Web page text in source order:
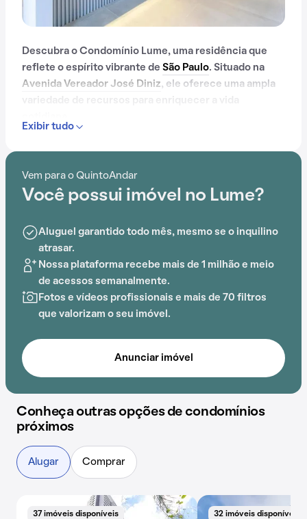
Descubra o Condomínio Lume, uma residência que
reflete o espírito vibrante de São Paulo. Situado na
Avenida Vereador José Diniz, ele oferece uma ampla
Com portaria 24 horas, elevador, academia, piscina,
playground, salão de jogos, brinquedoteca, lavanderia
no prédio e espaço gourmet na área comum, o
entretenimento.
A proximidade com Colégio Belo Futuro Internacional,
Estação Alto da Boa Vista, Coreo Dança, Casinha
Pequenina, DeRose Method Verbo Divino e Interagir
adiciona praticidade a essa experiência.
Exibir tudo
Vem para o QuintoAndar
Você possui imóvel no Lume?
Aluguel garantido todo mês, mesmo se o inquilino
atrasar.
Nossa plataforma recebe mais de 1 milhão e meio
de acessos semanalmente.
Fotos e vídeos profissionais e mais de 70 filtros
que valorizam o seu imóvel.
Anunciar imóvel
Conheça outras opções de condomínios
próximos
Alugar Comprar
37 imóveis disponíveis 32 imóveis disponíveis